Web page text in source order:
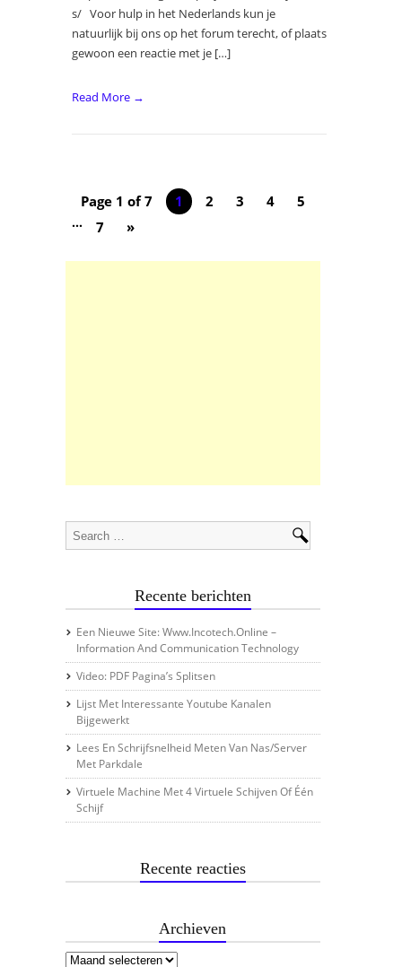
s/ Voor hulp in het Nederlands kun je
natuurlijk bij ons op het forum terecht, of plaats
gewoon een reactie met je […]
Read More →
Page 1 of 7 1 2 3 4 5
... 7 »
Recente berichten
Een Nieuwe Site: Www.incotech.online –
Information And Communication Technology
Video: PDF Pagina’s Splitsen
Lijst Met Interessante Youtube Kanalen
Bijgewerkt
Lees En Schrijfsnelheid Meten Van Nas/server
Met Parkdale
Virtuele Machine Met 4 Virtuele Schijven Of Één
Schijf
Recente reacties
Archieven